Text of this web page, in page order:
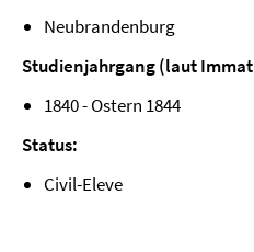
Neubrandenburg
Studienjahrgang (laut
1840 - Ostern 1844
Status:
Civil-Eleve